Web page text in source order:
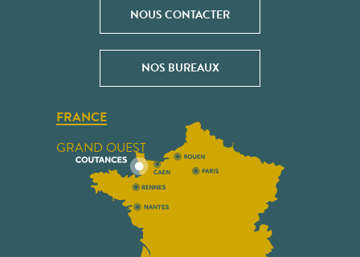
NOUS CONTACTER
NOS BUREAUX
FRANCE
GRAND OUEST